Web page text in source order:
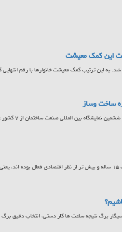
این کمک معیشت
معاونت پشتیبانی و امور
مرکز آمار ایران اعلام کرد: در بهار ۱۴۰۵، به میزان ۴۰.۷ درصد جمعیت ۱۵ ساله و بیش تر از نظر
برگ نتیجه ساعت ها کار دستی، انتخاب دقیق برگ